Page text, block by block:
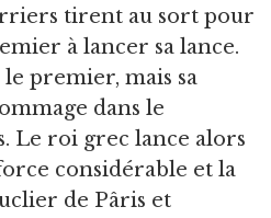
tirent au sort pour
à lancer sa lance.
premier, mais sa
dans le
Le roi grec lance alors
considérable et la
de Pâris et